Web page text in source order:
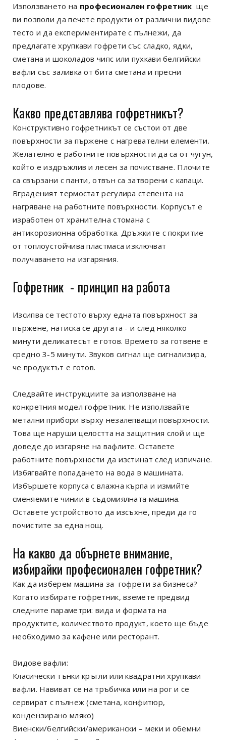
Използването на професионален гофретник ще
ви позволи да печете продукти от различни видове
тесто и да експериментирате с пълнежи, да
предлагате хрупкави гофрети със сладко, ядки,
сметана и шоколадов чипс или пухкави белгийски
вафли със заливка от бита сметана и пресни
плодове.
Какво представлява гофретникът?
Конструктивно гофретникът се състои от две
повърхности за пържене с нагревателни елементи.
Желателно е работните повърхности да са от чугун,
който е издръжлив и лесен за почистване. Плочите
са свързани с панти, отвън са затворени с капаци.
Вграденият термостат регулира степента на
нагряване на работните повърхности. Корпусът е
изработен от хранителна стомана с
антикорозионна обработка. Дръжките с покритие
от топлоустойчива пластмаса изключват
получаването на изгаряния.
Гофретник - принцип на работа
Изсипва се тестото върху едната повърхност за
пържене, натиска се другата - и след няколко
минути деликатесът е готов. Времето за готвене е
средно 3-5 минути. Звуков сигнал ще сигнализира,
че продуктът е готов.
Следвайте инструкциите за използване на
конкретния модел гофретник. Не използвайте
метални прибори върху незалепващи повърхности.
Това ще наруши целостта на защитния слой и ще
доведе до изгаряне на вафлите. Оставете
работните повърхности да изстинат след изпичане.
Избягвайте попадането на вода в машината.
Избършете корпуса с влажна кърпа и измийте
сменяемите чинии в съдомиялната машина.
Оставете устройството да изсъхне, преди да го
почистите за една нощ.
На какво да обърнете внимание,
избирайки професионален гофретник?
Как да изберем машина за гофрети за бизнеса?
Когато избирате гофретник, вземете предвид
следните параметри: вида и формата на
продуктите, количеството продукт, което ще бъде
необходимо за кафене или ресторант.
Видове вафли:
Класически тънки кръгли или квадратни хрупкави
вафли. Навиват се на тръбичка или на рог и се
сервират с пълнеж (сметана, конфитюр,
кондензирано мляко)
Виенски/белгийски/американски – меки и обемни